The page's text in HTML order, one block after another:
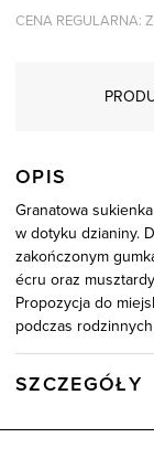
CENA REGULARNA:
OPIS
Granatowa
w dotyku dzianiny.
zakończonym
écru oraz
Propozycja do
podczas
SZCZEGÓŁY